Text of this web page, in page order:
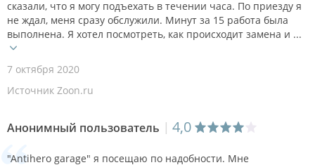
сказали, что я могу подъехать в течении часа. По приезду я
не ждал, меня сразу обслужили. Минут за 15 работа была
выполнена. Я хотел посмотреть, как происходит замена и ...
7 октября 2020
Источник Zoon.ru
Анонимный пользователь 4,0
"Antihero garage" я посещаю по надобности. Мне